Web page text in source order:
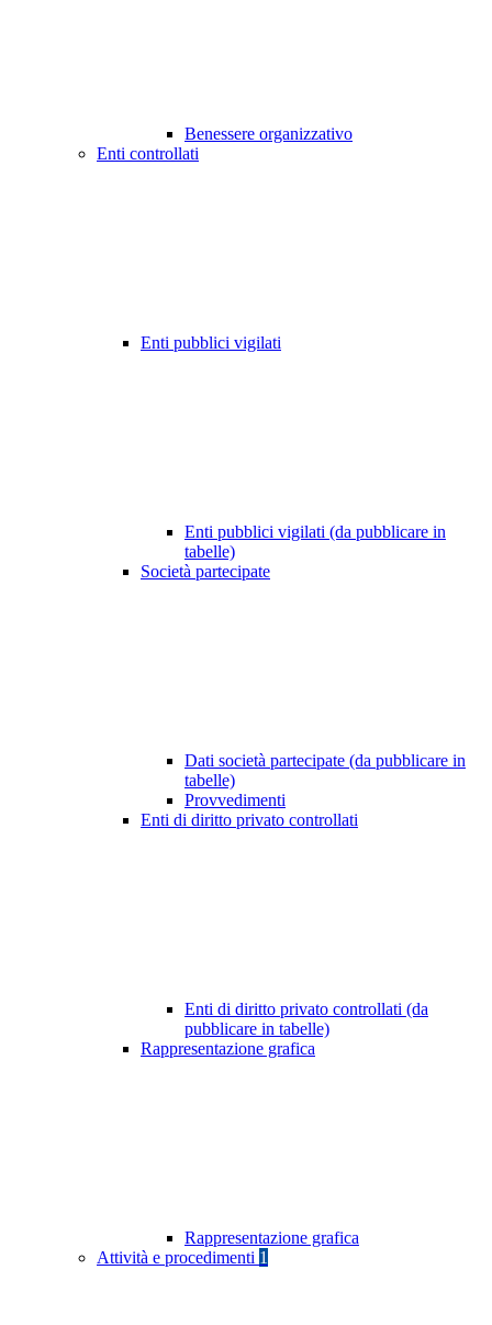
Benessere organizzativo
Enti controllati
Enti pubblici vigilati
Enti pubblici vigilati (da pubblicare in
tabelle)
Società partecipate
Dati società partecipate (da pubblicare in
tabelle)
Provvedimenti
Enti di diritto privato controllati
Enti di diritto privato controllati (da
pubblicare in tabelle)
Rappresentazione grafica
Rappresentazione grafica
Attività e procedimenti 1